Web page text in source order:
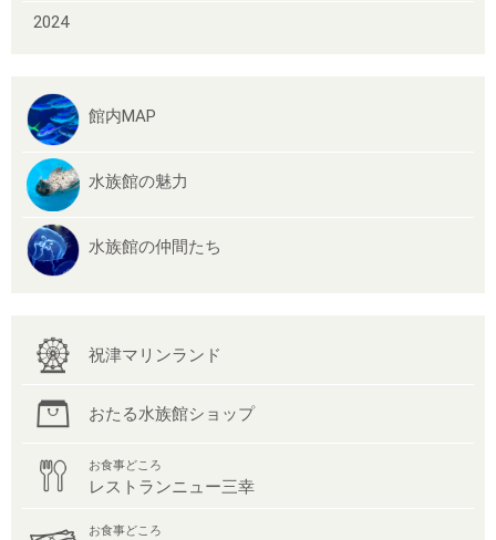
2024
館内MAP
水族館の魅力
水族館の仲間たち
祝津マリンランド
おたる水族館ショップ
お食事どころ
レストランニュー三幸
お食事どころ